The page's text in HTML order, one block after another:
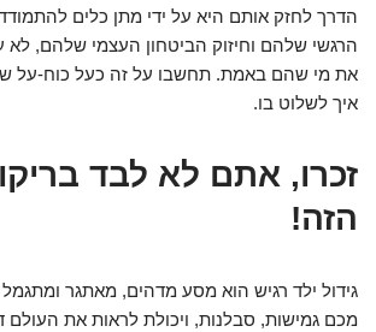
הדרך לחזק אותם היא על ידי מתן כלים
הרגשי שלהם וחיזוק הביטחון העצמי שלהם, לא
את מי שהם באמת. תחשבו על זה כעל כוח-על
איך לשלוט בו.
זכרו, אתם לא לבד
הזה!
גידול ילד רגיש הוא מסע מדהים, מאתגר
מכם גמישות, סבלנות, ויכולת לראות את העולם